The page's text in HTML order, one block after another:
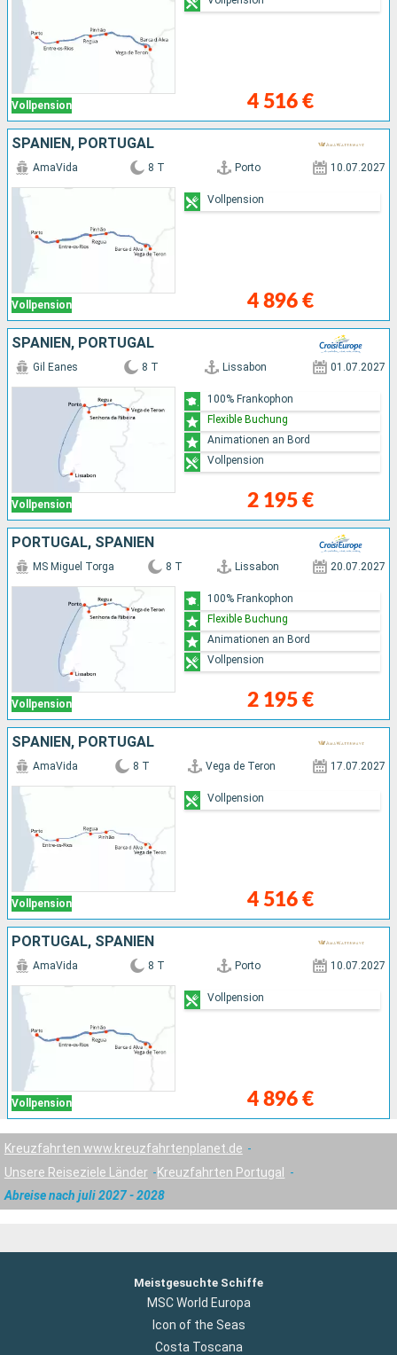
Vollpension 4 516 €
SPANIEN, PORTUGAL
Vollpension
AmaVida 8 T Porto 10.07.2027
4 896 €
Vollpension
SPANIEN, PORTUGAL
Vollpension
Gil Eanes 8 T Lissabon 01.07.2027
2 195 €
100% Frankophon
Flexible Buchung
Animationen an Bord
Vollpension
PORTUGAL, SPANIEN
Vollpension
MS Miguel Torga 8 T Lissabon 20.07.2027
2 195 €
100% Frankophon
Flexible Buchung
Animationen an Bord
Vollpension
SPANIEN, PORTUGAL
Vollpension
AmaVida 8 T Vega de Teron 17.07.2027
4 516 €
Vollpension
PORTUGAL, SPANIEN
Vollpension
AmaVida 8 T Porto 10.07.2027
4 896 €
Vollpension
Kreuzfahrten www.kreuzfahrtenplanet.de
Unsere Reiseziele Länder
Kreuzfahrten Portugal
Abreise nach juli 2027 - 2028
Meistgesuchte Schiffe
MSC World Europa
Icon of the Seas
Costa Toscana